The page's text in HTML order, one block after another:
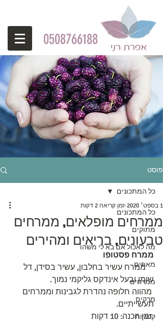
0508766188
פוסט
כל המתכונים
מתוקים
מה לאכול אם בא לי משהו
מאפים
ממרחים
מרקים
קטניות
כל המתכונים
ממרחים מופלאים, ממרחים
טבעונים, בריאים ומהירים
1 בספט׳ 2020 זמן קריאה 2 דקות
ממרח פסטופו
    ממרח עשיר בחלבון, עשיר בסידן, דל
שומן ובעל אינדקס גליקמי נמוך.
מהווה חלופה נהדרת לגבינות וממרחים
תעשייתיים.
זמן הכנה: 10 דקות